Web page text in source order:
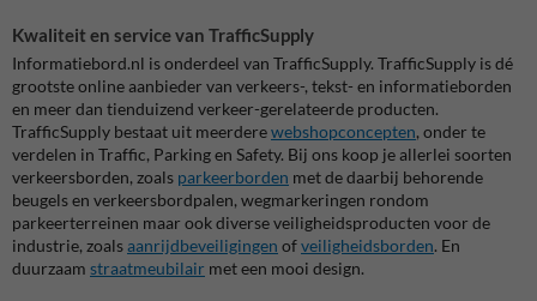
Kwaliteit en service van TrafficSupply
Informatiebord.nl is onderdeel van TrafficSupply. TrafficSupply is dé
grootste online aanbieder van verkeers-, tekst- en informatieborden
en meer dan tienduizend verkeer-gerelateerde producten.
TrafficSupply bestaat uit meerderewebshopconcepten, onder te
verdelen in Traffic, Parking en Safety. Bij ons koop je allerlei soorten
verkeersborden, zoals parkeerborden met de daarbij behorende
beugels en verkeersbordpalen, wegmarkeringen rondom
parkeerterreinen maar ook diverse veiligheidsproducten voor de
industrie, zoalsaanrijdbeveiligingen ofveiligheidsborden. En
duurzaam straatmeubilair met een mooi design.